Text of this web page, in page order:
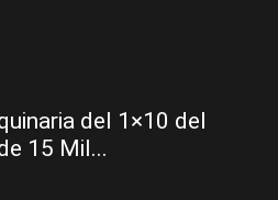
del 1×10 del
15 Mil...